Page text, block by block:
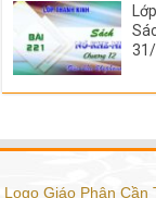
Logo Giáo Phận Cần